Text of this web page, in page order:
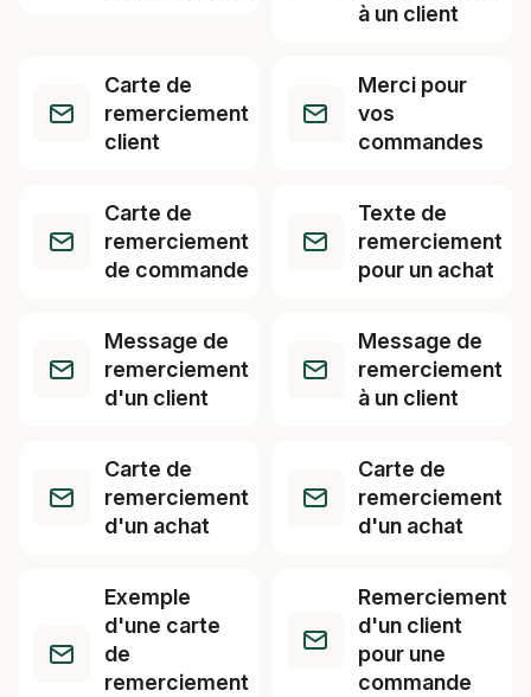
à un client
Carte de
remerciement
client
Merci pour
vos
commandes
Carte de
remerciement
de commande
Texte de
remerciement
pour un achat
Message de
remerciement
d'un client
Message de
remerciement
à un client
Carte de
remerciement
d'un achat
Carte de
remerciement
d'un achat
Exemple
d'une carte
de
remerciement
Remerciement
d'un client
pour une
commande